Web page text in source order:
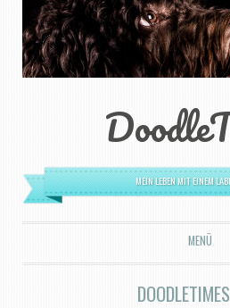
MEIN LEBEN MIT EINEM
MENÜ
ZUM INHALT SPRINGEN